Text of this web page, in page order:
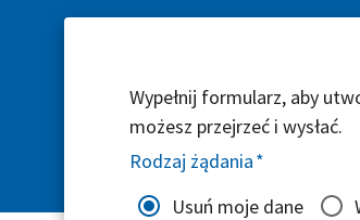
Wypełnij formularz, aby
możesz przejrzeć i wysłać.
Rodzaj żądania*
Usuń moje dane